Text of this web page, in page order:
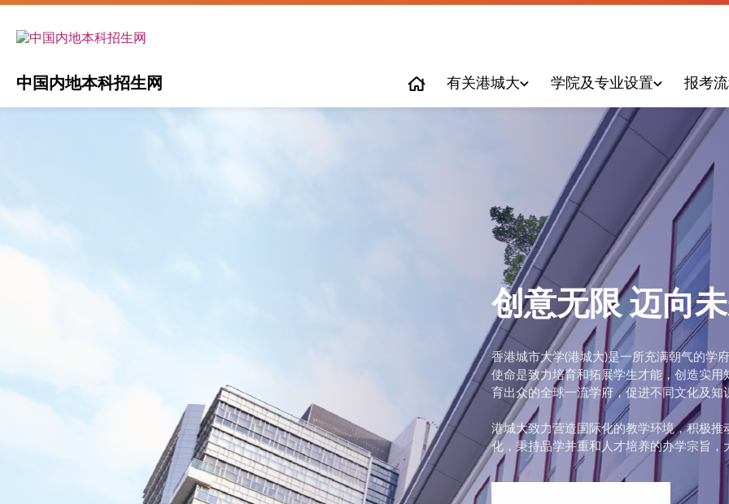
中国内地本科招生网 有关港城大
本科课程设置
海外交流
学院及专业设置
商学院
计算学院
工学院
人文社会科学院
报考
报考流程及注意事项
面试安排
签证
保险与医疗服务
创意无限 迈向
香港城市大学(港城大)是一所充满朝气的学
使命是致力培育和拓展学生才能，创造实
育出众的全球一流学府，促进不同文化及
港城大致力营造国际化的教学环境，积极